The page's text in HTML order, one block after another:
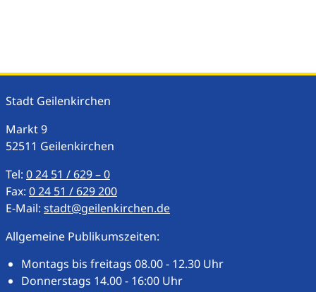
Stadt Geilenkirchen
Markt9
52511 Geilenkirchen
Tel: 0 24 51 / 629 – 0
Fax: 0 24 51 / 629 200
E-Mail: stadt@geilenkirchen.de
Allgemeine Publikumszeiten:
Montags bis freitags 08.00 - 12.30 Uhr
Donnerstags 14.00 - 16:00 Uhr